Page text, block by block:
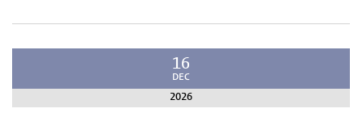
16
DEC
2026